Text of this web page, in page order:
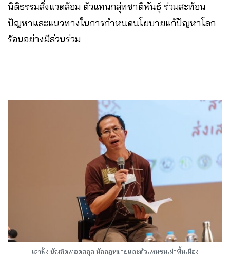
นิติธรรมสิ่งแวดล้อม ตัวแทนกลุ่ทชาติพันธุ์ ร่วมสะท้อน
ปัญหาและแนวทางในการกำหนดนโยบายแก้ปัญหาโลก
ร้อนอย่างมีส่วนร่วม
เลาฟั้ง บัณฑิตเทอดสกุล นักกฎหมายและตัวแทนชนเผ่าพื้นเมือง